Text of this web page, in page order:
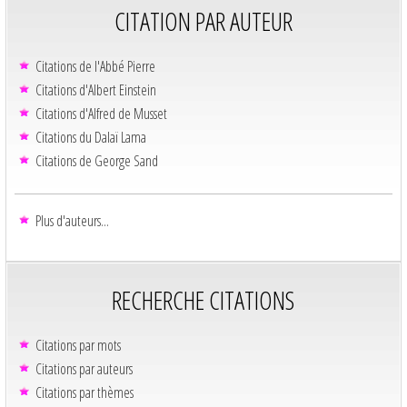
CITATION PAR AUTEUR
Citations de l'Abbé Pierre
Citations d'Albert Einstein
Citations d'Alfred de Musset
Citations du Dalaï Lama
Citations de George Sand
Plus d'auteurs...
RECHERCHE CITATIONS
Citations par mots
Citations par auteurs
Citations par thèmes